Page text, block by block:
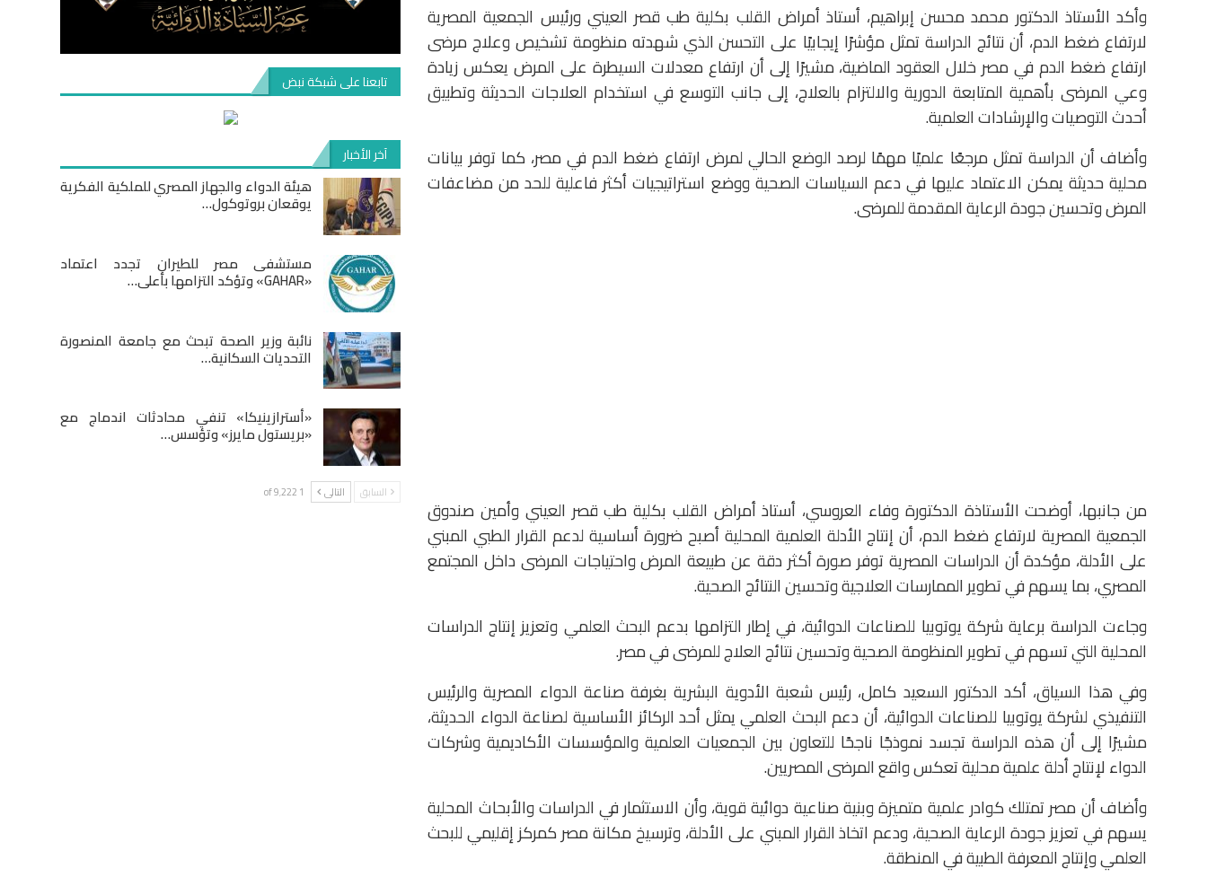
وأكد الأستاذ الدكتور محمد محسن إبراهيم، أستاذ أمراض القلب بكلية طب قصر العيني ورئيس الجمعية المصرية
لارتفاع ضغط الدم، أن نتائج الدراسة تمثل مؤشرًا إيجابيًا على التحسن الذي شهدته منظومة تشخيص وعلاج مرضى
ارتفاع ضغط الدم في مصر خلال العقود الماضية، مشيرًا إلى أن ارتفاع معدلات السيطرة على المرض يعكس زيادة
وعي المرضى بأهمية المتابعة الدورية والالتزام بالعلاج، إلى جانب التوسع في استخدام العلاجات الحديثة وتطبيق
أحدث التوصيات والإرشادات العلمية.
وأضاف أن الدراسة تمثل مرجعًا علميًا مهمًا لرصد الوضع الحالي لمرض ارتفاع ضغط الدم في مصر، كما توفر بيانات
محلية حديثة يمكن الاعتماد عليها في دعم السياسات الصحية ووضع استراتيجيات أكثر فاعلية للحد من مضاعفات
المرض وتحسين جودة الرعاية المقدمة للمرضى.
من جانبها، أوضحت الأستاذة الدكتورة وفاء العروسي، أستاذ أمراض القلب بكلية طب قصر العيني وأمين صندوق
الجمعية المصرية لارتفاع ضغط الدم، أن إنتاج الأدلة العلمية المحلية أصبح ضرورة أساسية لدعم القرار الطبي المبني
على الأدلة، مؤكدة أن الدراسات المصرية توفر صورة أكثر دقة عن طبيعة المرض واحتياجات المرضى داخل المجتمع
المصري، بما يسهم في تطوير الممارسات العلاجية وتحسين النتائج الصحية.
وجاءت الدراسة برعاية شركة يوتوبيا للصناعات الدوائية، في إطار التزامها بدعم البحث العلمي وتعزيز إنتاج الدراسات
المحلية التي تسهم في تطوير المنظومة الصحية وتحسين نتائج العلاج للمرضى في مصر.
وفي هذا السياق، أكد الدكتور السعيد كامل، رئيس شعبة الأدوية البشرية بغرفة صناعة الدواء المصرية والرئيس
التنفيذي لشركة يوتوبيا للصناعات الدوائية، أن دعم البحث العلمي يمثل أحد الركائز الأساسية لصناعة الدواء الحديثة،
مشيرًا إلى أن هذه الدراسة تجسد نموذجًا ناجحًا للتعاون بين الجمعيات العلمية والمؤسسات الأكاديمية وشركات
الدواء لإنتاج أدلة علمية محلية تعكس واقع المرضى المصريين.
وأضاف أن مصر تمتلك كوادر علمية متميزة وبنية صناعية دوائية قوية، وأن الاستثمار في الدراسات والأبحاث المحلية
يسهم في تعزيز جودة الرعاية الصحية، ودعم اتخاذ القرار المبني على الأدلة، وترسيخ مكانة مصر كمركز إقليمي للبحث
العلمي وإنتاج المعرفة الطبية في المنطقة.
تابعنا على شبكة نبض
آخر الأخبار
هيئة الدواء والجهاز المصري للملكية الفكرية
يوقعان بروتوكول…
مستشفى مصر للطيران تجدد اعتماد
«GAHAR» وتؤكد التزامها بأعلى…
نائبة وزير الصحة تبحث مع جامعة المنصورة
التحديات السكانية…
«أسترازينيكا» تنفي محادثات اندماج مع
«بريستول مايرز» وتؤسس…
السابق التالى 1 of 9٬222